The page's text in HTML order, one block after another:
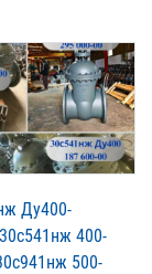
Ду400-
400-
500-